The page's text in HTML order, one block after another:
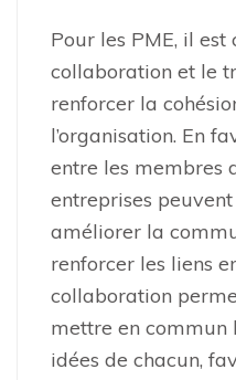
Pour les PME, il est
collaboration et le
renforcer la
l’organisation. En
entre les membres
entreprises
améliorer la
renforcer les liens
collaboration
mettre en commun
idées de chacun,